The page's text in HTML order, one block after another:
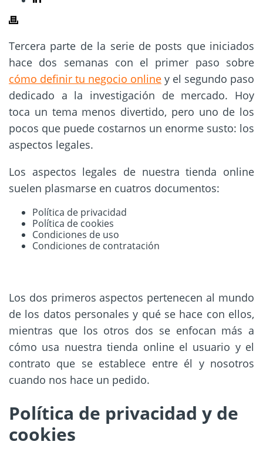
Tercera parte de la serie de posts que iniciados
hace dos semanas con el primer paso sobre
cómo definir tu negocio online y el segundo paso
dedicado a la investigación de mercado. Hoy
toca un tema menos divertido, pero uno de los
pocos que puede costarnos un enorme susto: los
aspectos legales.
Los aspectos legales de nuestra tienda online
suelen plasmarse en cuatros documentos:
Política de privacidad
Política de cookies
Condiciones de uso
Condiciones de contratación
Los dos primeros aspectos pertenecen al mundo
de los datos personales y qué se hace con ellos,
mientras que los otros dos se enfocan más a
cómo usa nuestra tienda online el usuario y el
contrato que se establece entre él y nosotros
cuando nos hace un pedido.
Política de privacidad y de
cookies